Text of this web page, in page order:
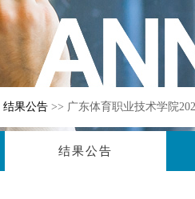
结果公告 >> 广东体育职业技术学院
结果公告